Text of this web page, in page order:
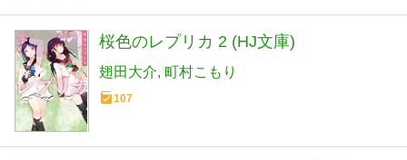
桜色のレプリカ 2 (HJ文庫)
翅田大介 町村こもり
107